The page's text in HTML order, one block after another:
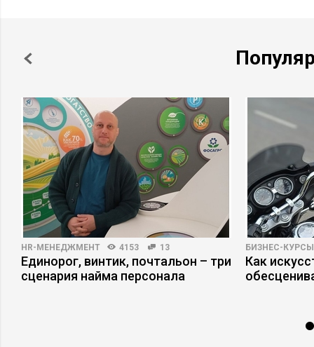
HR-МЕНЕДЖМЕНТ 4153 13
Единорог, винтик, почтальон – три
сценария найма персонала
БИЗНЕС-КУРСЫ
Как